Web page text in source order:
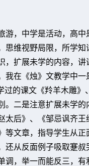
游，中学是活动，高
思维视野局限，所学
，扩展未学的内容，
我在《烛》文教学中
过的课文《羚羊木雕
。二是注意扩展未学
太后》、《邹忌讽齐
等文章，指导学生从
还从反面例子吸取蹇
调，举一而能反三，